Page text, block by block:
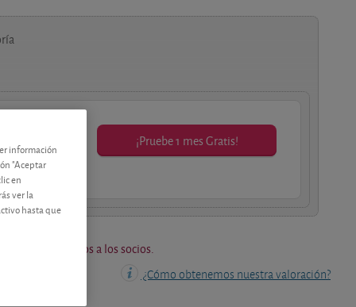
socios.
¡Pruebe 1 mes Gratis!
están reservados a los socios.
¿Cómo obtenemos nuestra valoración?
información
"Aceptar
en
ver la
hasta que